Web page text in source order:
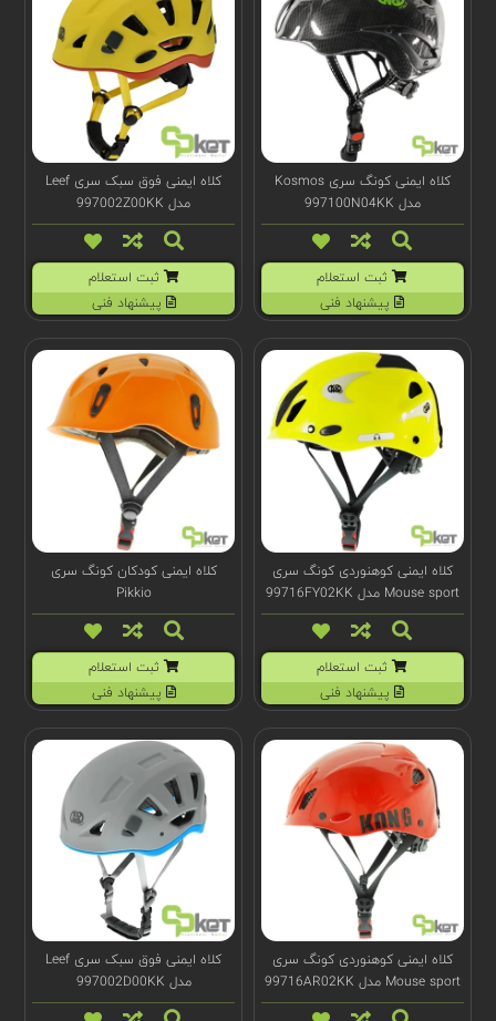
کلاه ایمنی کونگ سری Kosmos
مدل 997100N04KK
ثبت استعلام
پیشنهاد فنی
کلاه ایمنی فوق سبک سری Leef
مدل 997002Z00KK
ثبت استعلام
پیشنهاد فنی
کلاه ایمنی کوهنوردی کونگ سری
Mouse sport مدل 99716FY02KK
ثبت استعلام
پیشنهاد فنی
کلاه ایمنی کودکان کونگ سری
Pikkio
ثبت استعلام
پیشنهاد فنی
کلاه ایمنی کوهنوردی کونگ سری
Mouse sport مدل 99716AR02KK
کلاه ایمنی فوق سبک سری Leef
مدل 997002D00KK